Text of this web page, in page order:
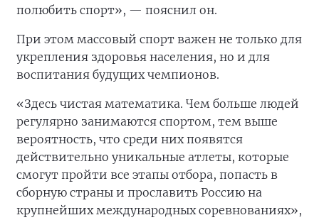
полюбить спорт», — пояснил он.
При этом массовый спорт важен не только для
укрепления здоровья населения, но и для
воспитания будущих чемпионов.
«Здесь чистая математика. Чем больше людей
регулярно занимаются спортом, тем выше
вероятность, что среди них появятся
действительно уникальные атлеты, которые
смогут пройти все этапы отбора, попасть в
сборную страны и прославить Россию на
крупнейших международных соревнованиях»,